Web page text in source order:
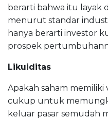
berarti bahwa itu layak
menurut standar
hanya berarti investor
prospek
Likuiditas
Apakah saham
cukup untuk
keluar pasar semudah